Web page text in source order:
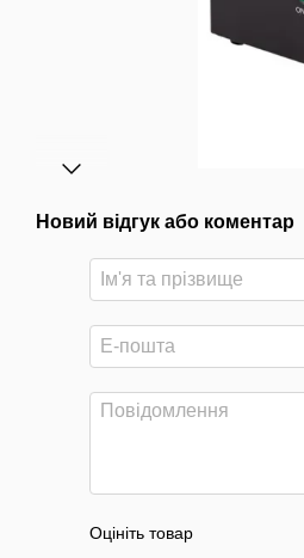
Новий відгук або коментар
Оцініть товар